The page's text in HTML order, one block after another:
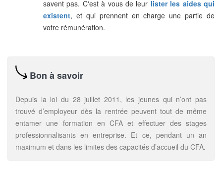
savent pas. C'est à vous de leur lister les aides qui
existent, et qui prennent en charge une partie de
votre rémunération.
Bon à savoir
Depuis la loi du 28 juillet 2011, les jeunes qui n’ont pas
trouvé d’employeur dès la rentrée peuvent tout de même
entamer une formation en CFA et effectuer des stages
professionnalisants en entreprise. Et ce, pendant un an
maximum et dans les limites des capacités d’accueil du CFA.